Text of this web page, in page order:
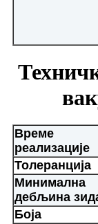
Време
реализације
Толеранција
Минимална
дебљина
Боја